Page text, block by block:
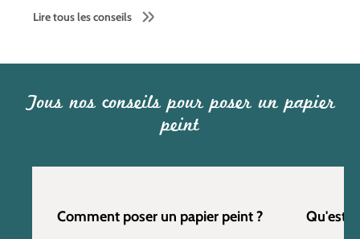
Lire tous les conseils
Tous nos conseils pour poser un papier
peint
Comment poser un papier peint ? Qu'est